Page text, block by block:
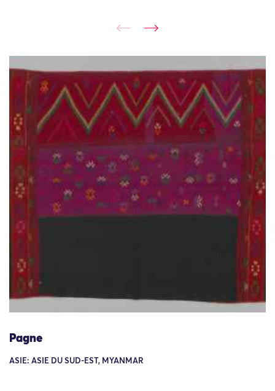
Pagne
ASIE: ASIE DU SUD-EST, MYANMAR